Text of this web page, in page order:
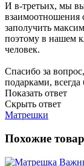
И в-третьих, мы
взаимоотношения
заполучить
поэтому в нашем
человек.
Спасибо за
подарками,
Показать ответ
Скрыть ответ
Матрешки
Похожие